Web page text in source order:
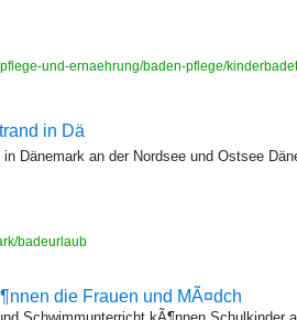
und-ernaehrung/baden-pflege/
in Dä
Dänemark an der Nordsee und Ostsee
badeurlaub
die Frauen und MÃ¤dch